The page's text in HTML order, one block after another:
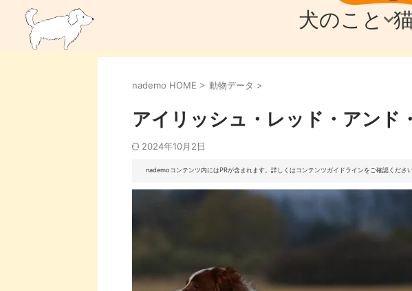
犬のこと
犬のこと
犬のしつけ
犬のアイテム
猫のこと
猫のしつけ
猫のアイテム
ペットフード
nademo HOME > 動物データ >
アイリッシュ・レッド・アンド
2024年10月2日
nademoコンテンツ内にはPRが含まれます。詳しくはコンテンツガイドラインをご確認ください